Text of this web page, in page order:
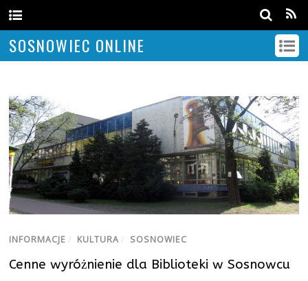
SOSNOWIEC ONLINE
INFORMACJE / KULTURA / SOSNOWIEC
Cenne wyróżnienie dla Biblioteki w Sosnowcu